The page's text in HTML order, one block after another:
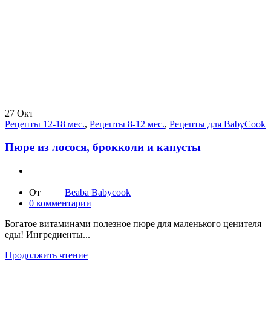
27 Окт
Рецепты 12-18 мес., Рецепты 8-12 мес., Рецепты для BabyCook
Пюре из лосося, брокколи и капусты
От
Beaba Babycook
0 комментарии
Богатое витаминами полезное пюре для маленького ценителя
еды! Ингредиенты...
Продолжить чтение